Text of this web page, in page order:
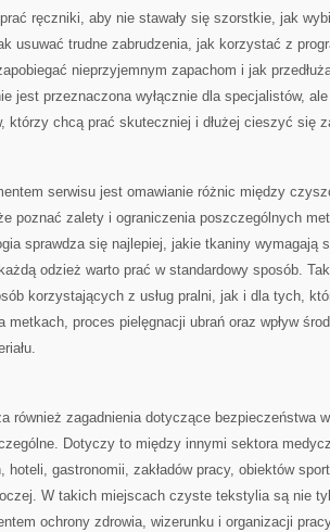
ręczniki, aby nie stawały się szorstkie, jak
usuwać trudne zabrudzenia, jak korzystać z
nieprzyjemnym zapachom i jak
jest przeznaczona wyłącznie dla specjalistów,
którzy chcą prać skuteczniej i dłużej cieszyć się
serwisu jest omawianie różnic między
poznać zalety i ograniczenia poszczególnych
sprawdza się najlepiej, jakie tkaniny wymagają
odzież warto prać w standardowy sposób.
korzystających z usług pralni, jak i dla tych,
metkach, proces pielęgnacji ubrań oraz wpływ
również zagadnienia dotyczące bezpieczeństwa
Dotyczy to między innymi sektora
hoteli, gastronomii, zakładów pracy, obiektów
W takich miejscach czyste tekstylia są nie
ochrony zdrowia, wizerunku i organizacji